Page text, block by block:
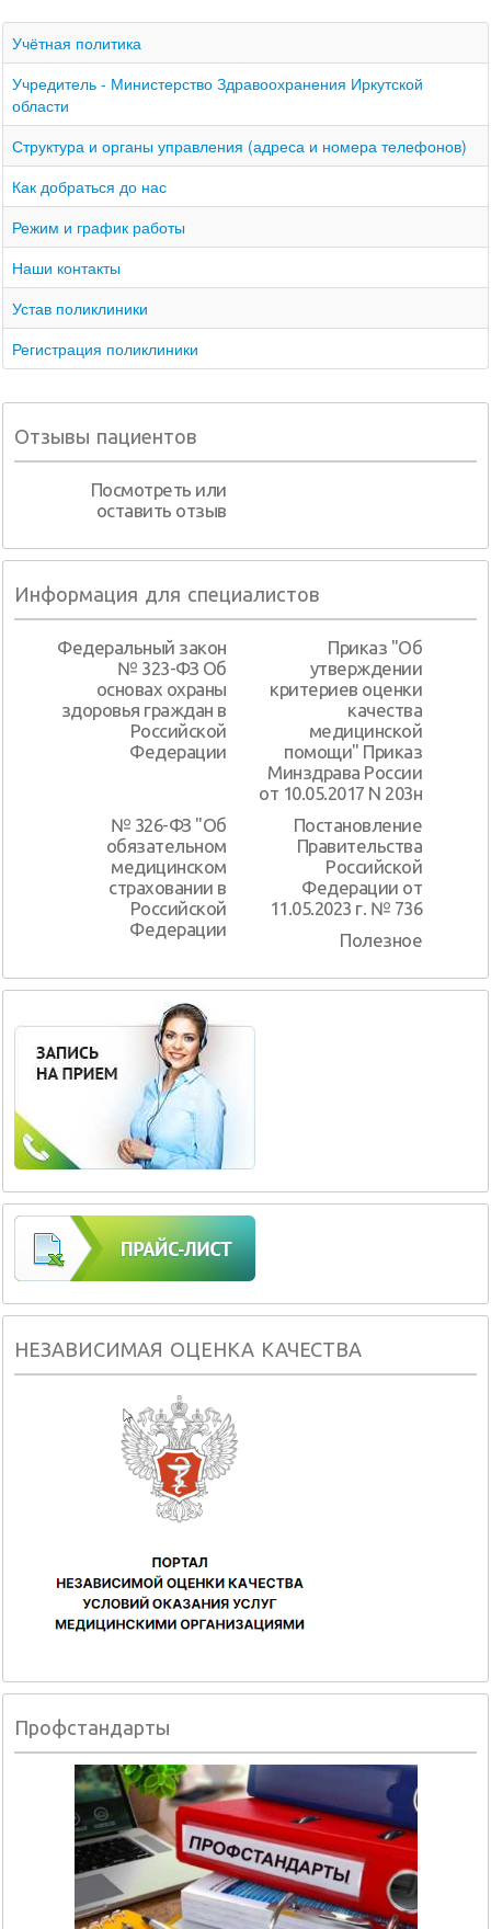
Учётная политика
Учредитель - Министерство Здравоохранения Иркутской
области
Структура и органы управления (адреса и номера телефонов)
Как добраться до нас
Режим и график работы
Наши контакты
Устав поликлиники
Регистрация поликлиники
Отзывы пациентов
Посмотреть или
оставить отзыв
Информация для специалистов
Федеральный закон
№ 323-ФЗ Об
основах охраны
здоровья граждан в
Российской
Федерации
Приказ "Об
утверждении
критериев оценки
качества
медицинской
помощи" Приказ
Минздрава России
от 10.05.2017 N 203н
№ 326-ФЗ "Об
обязательном
медицинском
страховании в
Российской
Федерации
Постановление
Правительства
Российской
Федерации от
11.05.2023 г. № 736
Полезное
НЕЗАВИСИМАЯ ОЦЕНКА КАЧЕСТВА
Профстандарты